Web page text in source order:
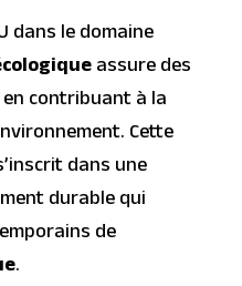
dans le domaine
assure des
contribuant à la
Cette
dans une
durable qui
de
.